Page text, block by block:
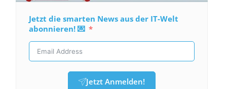
Jetzt die smarten News aus der IT-Welt
abonnieren! 💌
Jetzt Anmelden!